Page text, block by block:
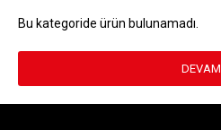
Bu kategoride ürün bulunamadı.
DEVAM